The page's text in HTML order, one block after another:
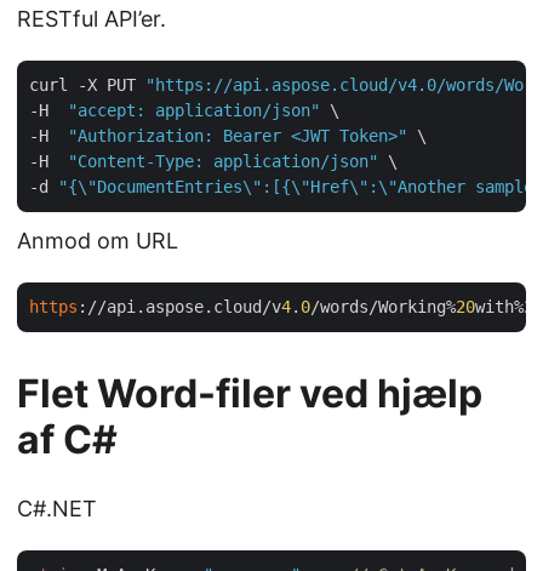
RESTful API’er.
curl -X PUT
"https://api.aspose.cloud/v4.0/words/
-H
"accept: application/json"
\
-H
"Authorization: Bearer <JWT Token>"
\
-H
"Content-Type: application/json"
\
-d
"{\"DocumentEntries\":[{\"Href\":\"Another sample
Anmod om URL
https ://api.aspose.cloud/v4. 0/words/Working%20with%20
Flet Word-filer ved hjælp
af C#
C#.NET